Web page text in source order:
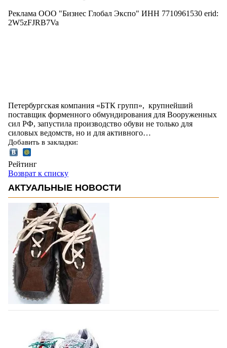
Реклама ООО "Бизнес Глобал Экспо" ИНН 7710961530 erid:
2W5zFJRB7Va
Петербургская компания «БТК групп», крупнейший
поставщик форменного обмундирования для Вооруженных
сил РФ, запустила производство обуви не только для
силовых ведомств, но и для активного…
Добавить в закладки:
Рейтинг
Возврат к списку
АКТУАЛЬНЫЕ НОВОСТИ
перевыпустил свой хит - кроссовки